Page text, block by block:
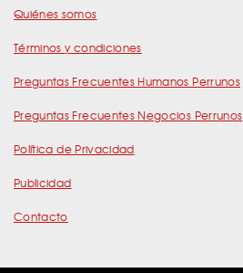
Quiénes somos
Términos y condiciones
Preguntas Frecuentes Humanos Perrunos
Preguntas Frecuentes Negocios Perrunos
Política de Privacidad
Publicidad
Contacto